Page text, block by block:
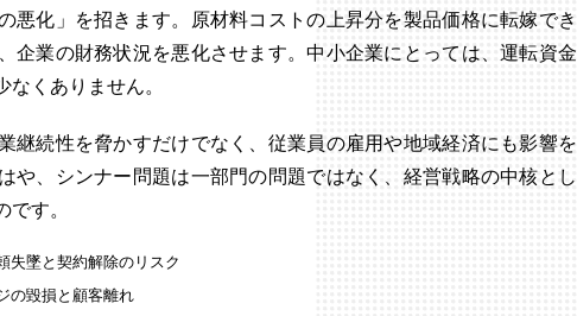
悪化」を招きます。原材料コストの上昇分を製品価格に転嫁でき
企業の財務状況を悪化させます。中小企業にとっては、運転資金
くありません。
継続性を脅かすだけでなく、従業員の雇用や地域経済にも影響を
や、シンナー問題は一部門の問題ではなく、経営戦略の中核とし
す。
失墜と契約解除のリスク
の毀損と顧客離れ